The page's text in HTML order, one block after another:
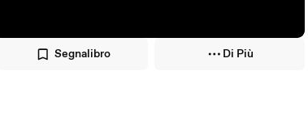
Segnalibro Di Più